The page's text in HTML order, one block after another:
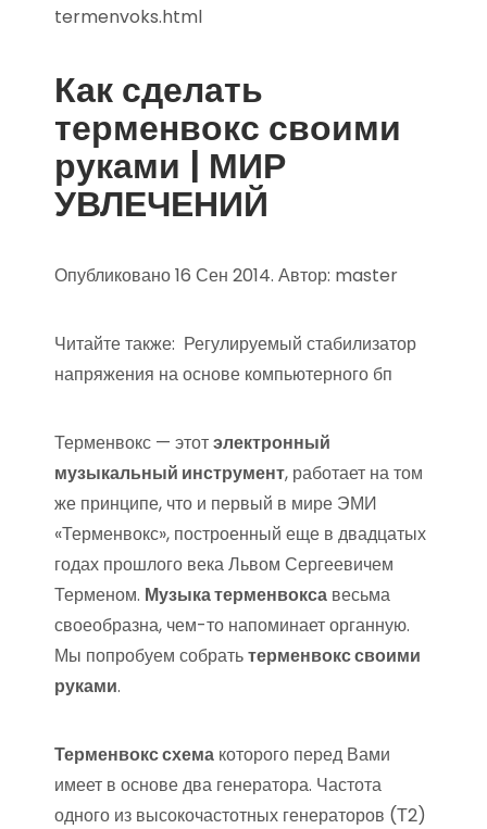
termenvoks.html
Как сделать
терменвокс своими
руками | МИР
УВЛЕЧЕНИЙ
Опубликовано 16 Сен 2014. Автор: master
Читайте также: Регулируемый стабилизатор
напряжения на основе компьютерного бп
Терменвокс — этотэлектронный
музыкальный инструмент, работает на том
же принципе, что и первый в мире ЭМИ
«Терменвокс», построенный еще в двадцатых
годах прошлого века Львом Сергеевичем
Терменом. Музыка терменвокса весьма
своеобразна, чем-то напоминает органную.
Мы попробуем собратьтерменвокс своими
руками.
Терменвокс схема которого перед Вами
имеет в основе два генератора. Частота
одного из высокочастотных генераторов (Т2)